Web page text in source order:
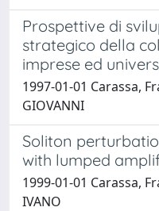
Prospettive di
strategico della
imprese ed
1997-01-01 Carassa,
GIOVANNI
Soliton
with lumped
1999-01-01 Carassa,
IVANO